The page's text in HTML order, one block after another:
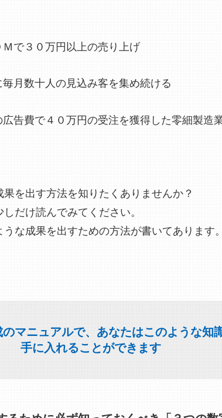
で３０万円以上の売り上げ
月数十人の見込み客を集め続ける
告費で４０万円の受注を獲得した零細製造
を出す方法を知りたくありませんか？
だけ読んでみてください。
な成果を出すための方法が書いてあります
マニュアルで、あなたはこのような知
手に入れることができます